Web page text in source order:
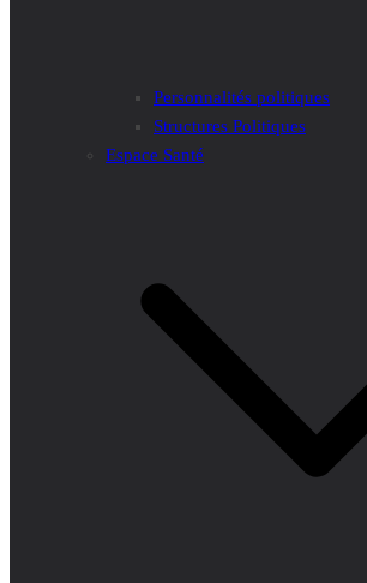
Personnalités politiques
Structures Politiques
Espace Santé